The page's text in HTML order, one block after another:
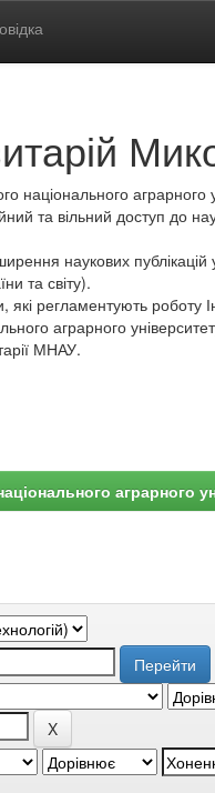
національного
та вільний доступ до
наукових публікацій
та світу).
регламентують роботу
аграрного
МНАУ.
аграрного